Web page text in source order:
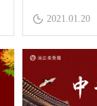
2021.01.20